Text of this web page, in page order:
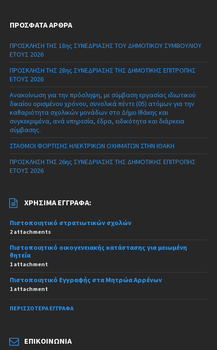
ΠΡΌΣΦΑΤΑ ΆΡΘΡΑ
ΠΡΟΣΚΛΗΣΗ ΤΗΣ 18ης ΣΥΝΕΔΡΙΑΣΗΣ ΤΟΥ ΔΗΜΟΤΙΚΟΥ ΣΥΜΒΟΥΛΙΟΥ
ΕΤΟΥΣ 2026
ΠΡΟΣΚΛΗΣΗ ΤΗΣ 28ης ΣΥΝΕΔΡΙΑΣΗΣ ΤΗΣ ΔΗΜΟΤΙΚΗΣ ΕΠΙΤΡΟΠΗΣ
ΕΤΟΥΣ 2026
Ανακοίνωση για την πρόσληψη, με σύμβαση εργασίας ιδιωτικού
δικαίου ορισμένου χρόνου, συνολικά πέντε (05) ατόμων για την
καθαριότητα σχολικών μονάδων στο Δήμο Ιθάκης και
συγκεκριμένα, ανά υπηρεσία, έδρα, ειδικότητα και διάρκεια
σύμβασης.
ΣΤΑΘΜΟΙ ΦΟΡΤΙΣΗΣ ΗΛΕΚΤΡΙΚΩΝ ΟΧΗΜΑΤΩΝ ΣΤΗΝ ΙΘΑΚΗ
ΠΡΟΣΚΛΗΣΗ ΤΗΣ 26ης ΣΥΝΕΔΡΙΑΣΗΣ ΤΗΣ ΔΗΜΟΤΙΚΗΣ ΕΠΙΤΡΟΠΗΣ
ΕΤΟΥΣ 2026
ΧΡΉΣΙΜΑ ΈΓΓΡΑΦΑ:
Πιστοποιητικό στρατιωτικών σχολών
2 attachments
Πιστοποιητικό οικογενειακής κατάστασης για μειωμένη
θητεία
1 attachment
Πιστοποιητικό Εγγραφής στα Μητρώα Αρρένων
1 attachment
ΠΕΡΙΣΣΌΤΕΡΑ ΈΓΓΡΑΦΑ
ΕΠΙΚΟΙΝΩΝΊΑ